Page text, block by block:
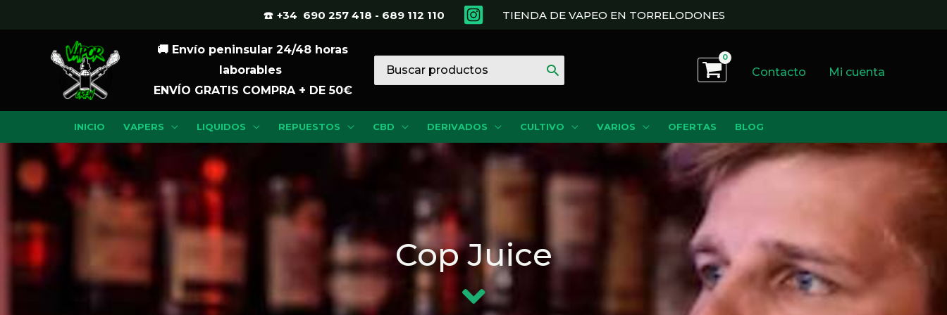
contenido
☎️ +34 690 257 418 - 689 112 110 TIENDA DE VAPEO EN TORRELODONES
🚚 Envío peninsular 24/48 horas
laborables
ENVÍO GRATIS COMPRA + DE 50€
Buscar
por:
Contacto Mi cuenta
INICIO VAPERS LIQUIDOS REPUESTOS CBD DERIVADOS CULTIVO VARIOS OFERTAS BLOG
Cop Juice